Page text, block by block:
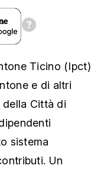
Ticino (Ipct)
e di altri
Città di
sistema
Un